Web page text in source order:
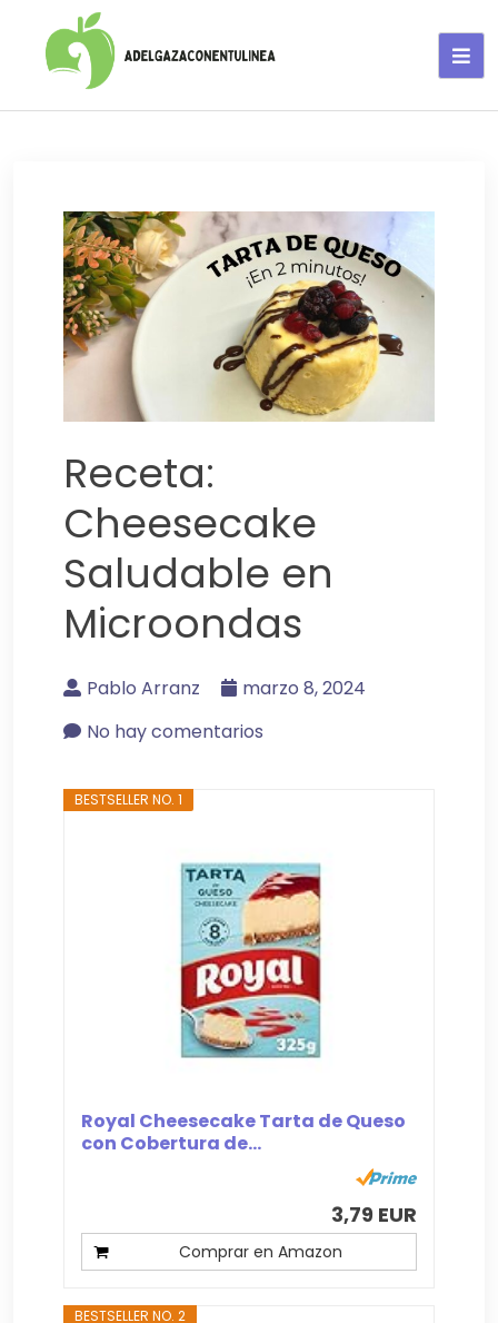
Receta:
Cheesecake
Saludable en
Microondas
Pablo Arranz
marzo 8, 2024
No hay comentarios
BESTSELLER NO. 1
Royal Cheesecake Tarta de Queso
con Cobertura de...
3,79 EUR
Comprar en Amazon
BESTSELLER NO. 2